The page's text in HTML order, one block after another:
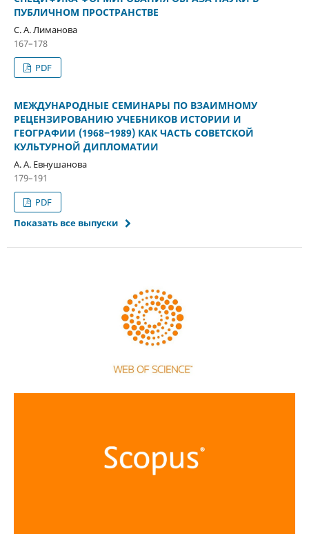
ПУБЛИЧНОМ ПРОСТРАНСТВЕ
С. А. Лиманова
167–178
PDF
МЕЖДУНАРОДНЫЕ СЕМИНАРЫ ПО ВЗАИМНОМУ
РЕЦЕНЗИРОВАНИЮ УЧЕБНИКОВ ИСТОРИИ И
ГЕОГРАФИИ (1968‒1989) КАК ЧАСТЬ СОВЕТСКОЙ
КУЛЬТУРНОЙ ДИПЛОМАТИИ
А. А. Евнушанова
179–191
PDF
Показать все выпуски